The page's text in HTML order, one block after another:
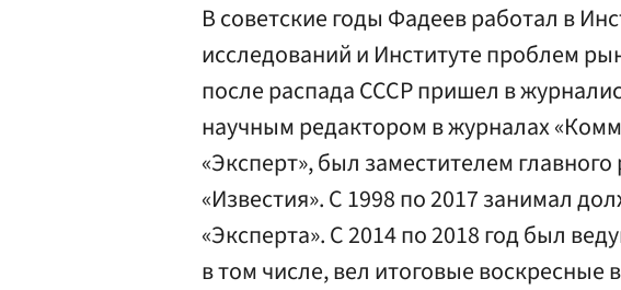
В советские годы Фадеев работал в
исследований и Институте проблем
после распада СССР пришел в
научным редактором в журналах
«Эксперт», был заместителем главного
«Известия». С 1998 по 2017 занимал
«Эксперта». С 2014 по 2018 год был
в том числе, вел итоговые